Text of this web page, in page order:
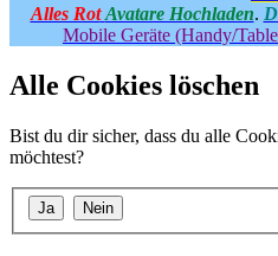
Alles Rot Avatare Hochladen.
Mobile Geräte (Handy/
Alle Cookies löschen
Bist du dir sicher, dass du alle
möchtest?